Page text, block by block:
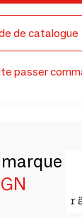
de catalogue
passer